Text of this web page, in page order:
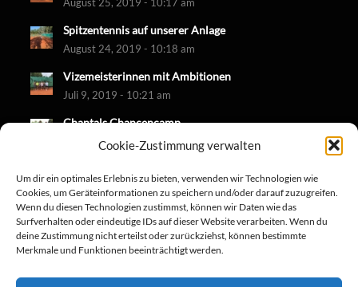
Cookie-Zustimmung verwalten
Um dir ein optimales Erlebnis zu bieten, verwenden wir Technologien wie
Cookies, um Geräteinformationen zu speichern und/oder darauf zuzugreifen.
Wenn du diesen Technologien zustimmst, können wir Daten wie das
Surfverhalten oder eindeutige IDs auf dieser Website verarbeiten. Wenn du
deine Zustimmung nicht erteilst oder zurückziehst, können bestimmte
Merkmale und Funktionen beeinträchtigt werden.
August 25, 2019 - 10:17 am
Spitzentennis auf unserer Anlage
August 24, 2019 - 10:18 am
Vizemeisterinnen mit Ambitionen
Juli 9, 2019 - 10:21 am
Chantals Chancencamp
Juni 30, 2019 - 10:18 am